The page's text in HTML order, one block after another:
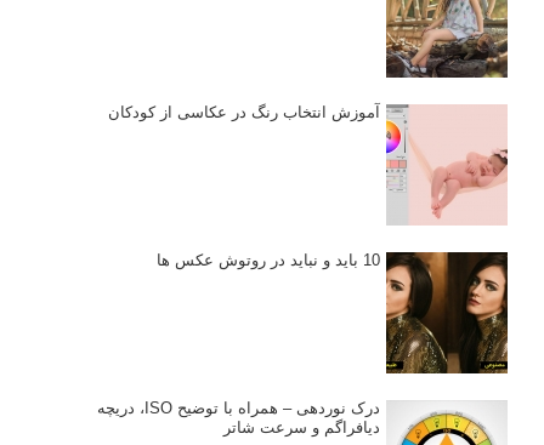
آموزش انتخاب رنگ در عکاسی از کودکان
10 باید و نباید در روتوش عکس ها
درک نوردهی – همراه با توضیح ISO، دریچه
دیافراگم و سرعت شاتر